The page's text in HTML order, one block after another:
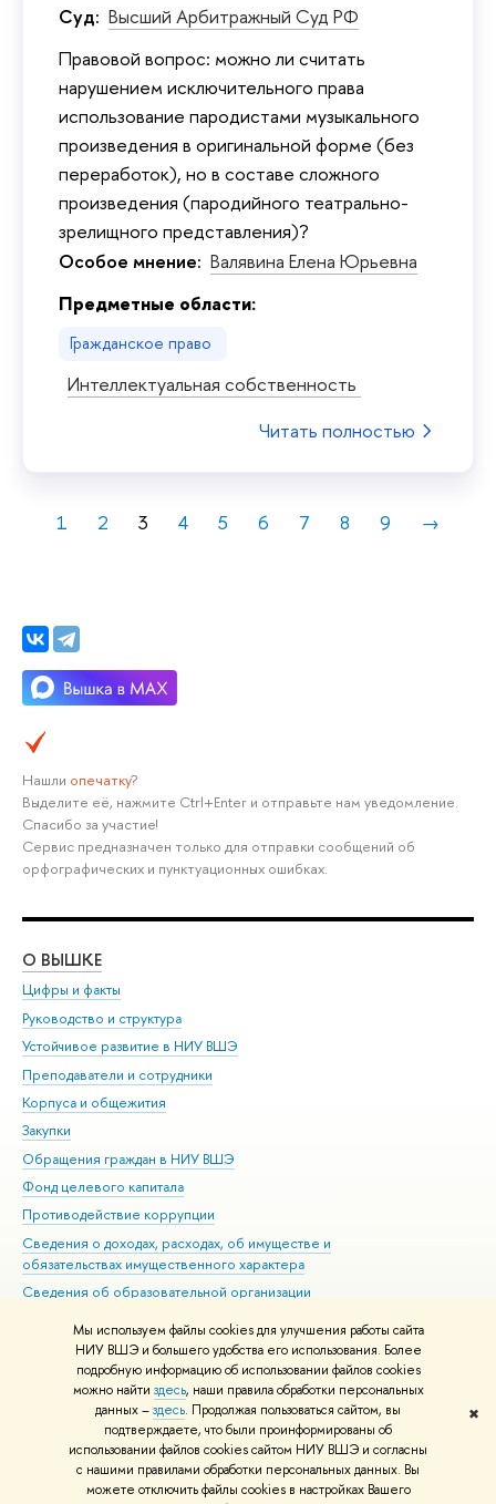
Мы используем файлы cookies для улучшения работы сайта
НИУ ВШЭ и большего удобства его использования. Более
подробную информацию об использовании файлов cookies
можно найти здесь, наши правила обработки персональных
данных –здесь. Продолжая пользоваться сайтом, вы
подтверждаете, что были проинформированы об
использовании файлов cookies сайтом НИУ ВШЭ и согласны
с нашими правилами обработки персональных данных. Вы
можете отключить файлы cookies в настройках Вашего
✖
Суд: Высший Арбитражный Суд РФ
Правовой вопрос: можно ли считать
нарушением исключительного права
использование пародистами музыкального
произведения в оригинальной форме (без
переработок), но в составе сложного
произведения (пародийного театрально-
зрелищного представления)?
Особое мнение: Валявина Елена Юрьевна
Предметные области:
Гражданское право
Интеллектуальная собственность
Читать полностью
1 2 3 4 5 6 7 8 9 →
Нашли опечатку?
Выделите её, нажмите Ctrl+Enter и отправьте нам уведомление.
Спасибо за участие!
Сервис предназначен только для отправки сообщений об
орфографических и пунктуационных ошибках.
О ВЫШКЕ
Цифры и факты
Руководство и структура
Устойчивое развитие в НИУ ВШЭ
Преподаватели и сотрудники
Корпуса и общежития
Закупки
Обращения граждан в НИУ ВШЭ
Фонд целевого капитала
Противодействие коррупции
Сведения о доходах, расходах, об имуществе и
обязательствах имущественного характера
Сведения об образовательной организации
Людям с ограниченными возможностями здоровья
Единая платежная страница
Работа в Вышке
© НИУ ВШЭ 1993–2026 Адреса и контакты Условия использования
материалов Политика конфиденциальности Карта сайта
Шрифты HSE Sans и HSE Slab разработаны вШколе дизайна НИУ ВШЭ